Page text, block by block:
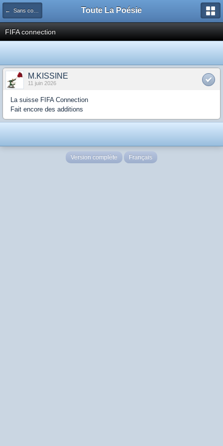
← Sans commentaires... Toute La Poésie
FIFA connection
M.KISSINE
11 juin 2026
La suisse FIFA Connection
Fait encore des additions
Version complète Français